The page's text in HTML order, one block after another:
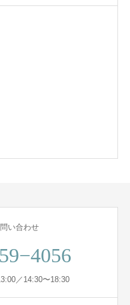
い合わせ
／14:30〜18:30